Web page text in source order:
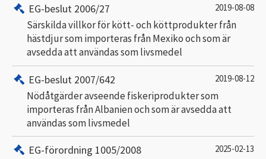
EG-beslut 2006/27 2019-08-08
Särskilda villkor för kött- och köttprodukter från
hästdjur som importeras från Mexiko och som är
avsedda att användas som livsmedel
EG-beslut 2007/642 2019-08-12
Nödåtgärder avseende fiskeriprodukter som
importeras från Albanien och som är avsedda att
användas som livsmedel
EG-förordning 1005/2008 2025-02-13